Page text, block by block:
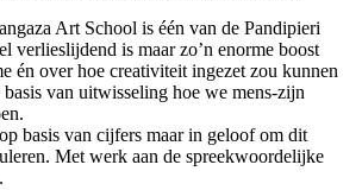
Art School is één van de Pandipieri
verlieslijdend is maar zo’n enorme boost
én over hoe creativiteit ingezet zou kunnen
van uitwisseling hoe we mens-zijn
basis van cijfers maar in geloof om dit
Met werk aan de spreekwoordelijke